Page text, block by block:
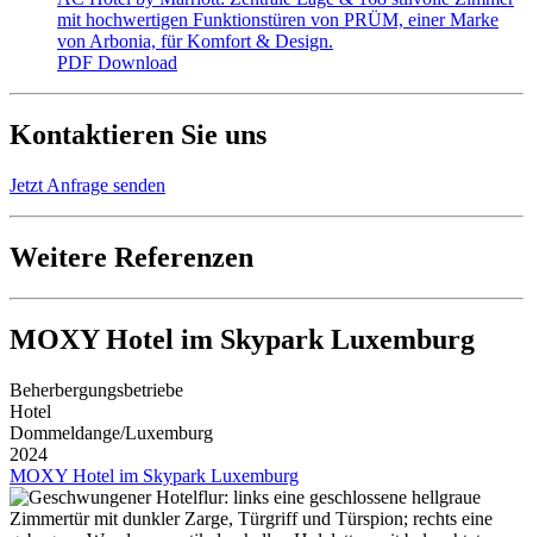
mit hochwertigen Funktionstüren von PRÜM, einer Marke
von Arbonia, für Komfort & Design.
PDF Download
Kontaktieren Sie uns
Jetzt Anfrage senden
Weitere Referenzen
MOXY Hotel im Skypark Luxemburg
Beherbergungsbetriebe
Hotel
Dommeldange/Luxemburg
2024
MOXY Hotel im Skypark Luxemburg